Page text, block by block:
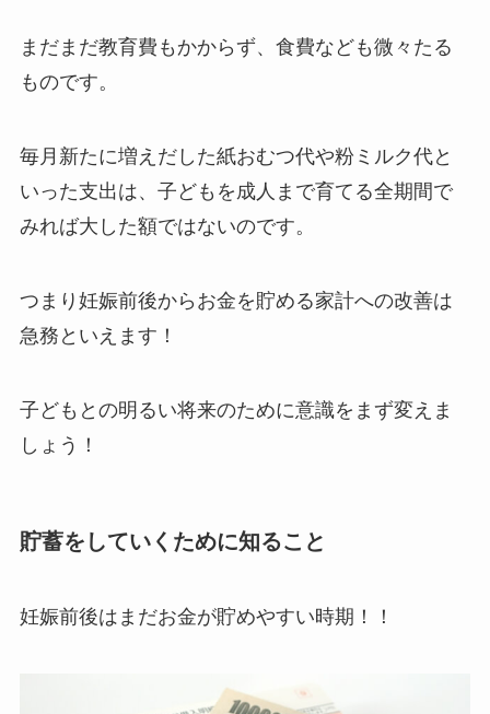
まだまだ教育費もかからず、食費なども微々たる
ものです。
毎月新たに増えだした紙おむつ代や粉ミルク代と
いった支出は、子どもを成人まで育てる全期間で
みれば大した額ではないのです。
つまり妊娠前後からお金を貯める家計への改善は
急務といえます！
子どもとの明るい将来のために意識をまず変えま
しょう！
貯蓄をしていくために知ること
妊娠前後はまだお金が貯めやすい時期！！